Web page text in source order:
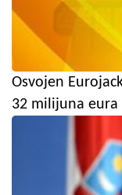
Osvojen
32 milijuna eura